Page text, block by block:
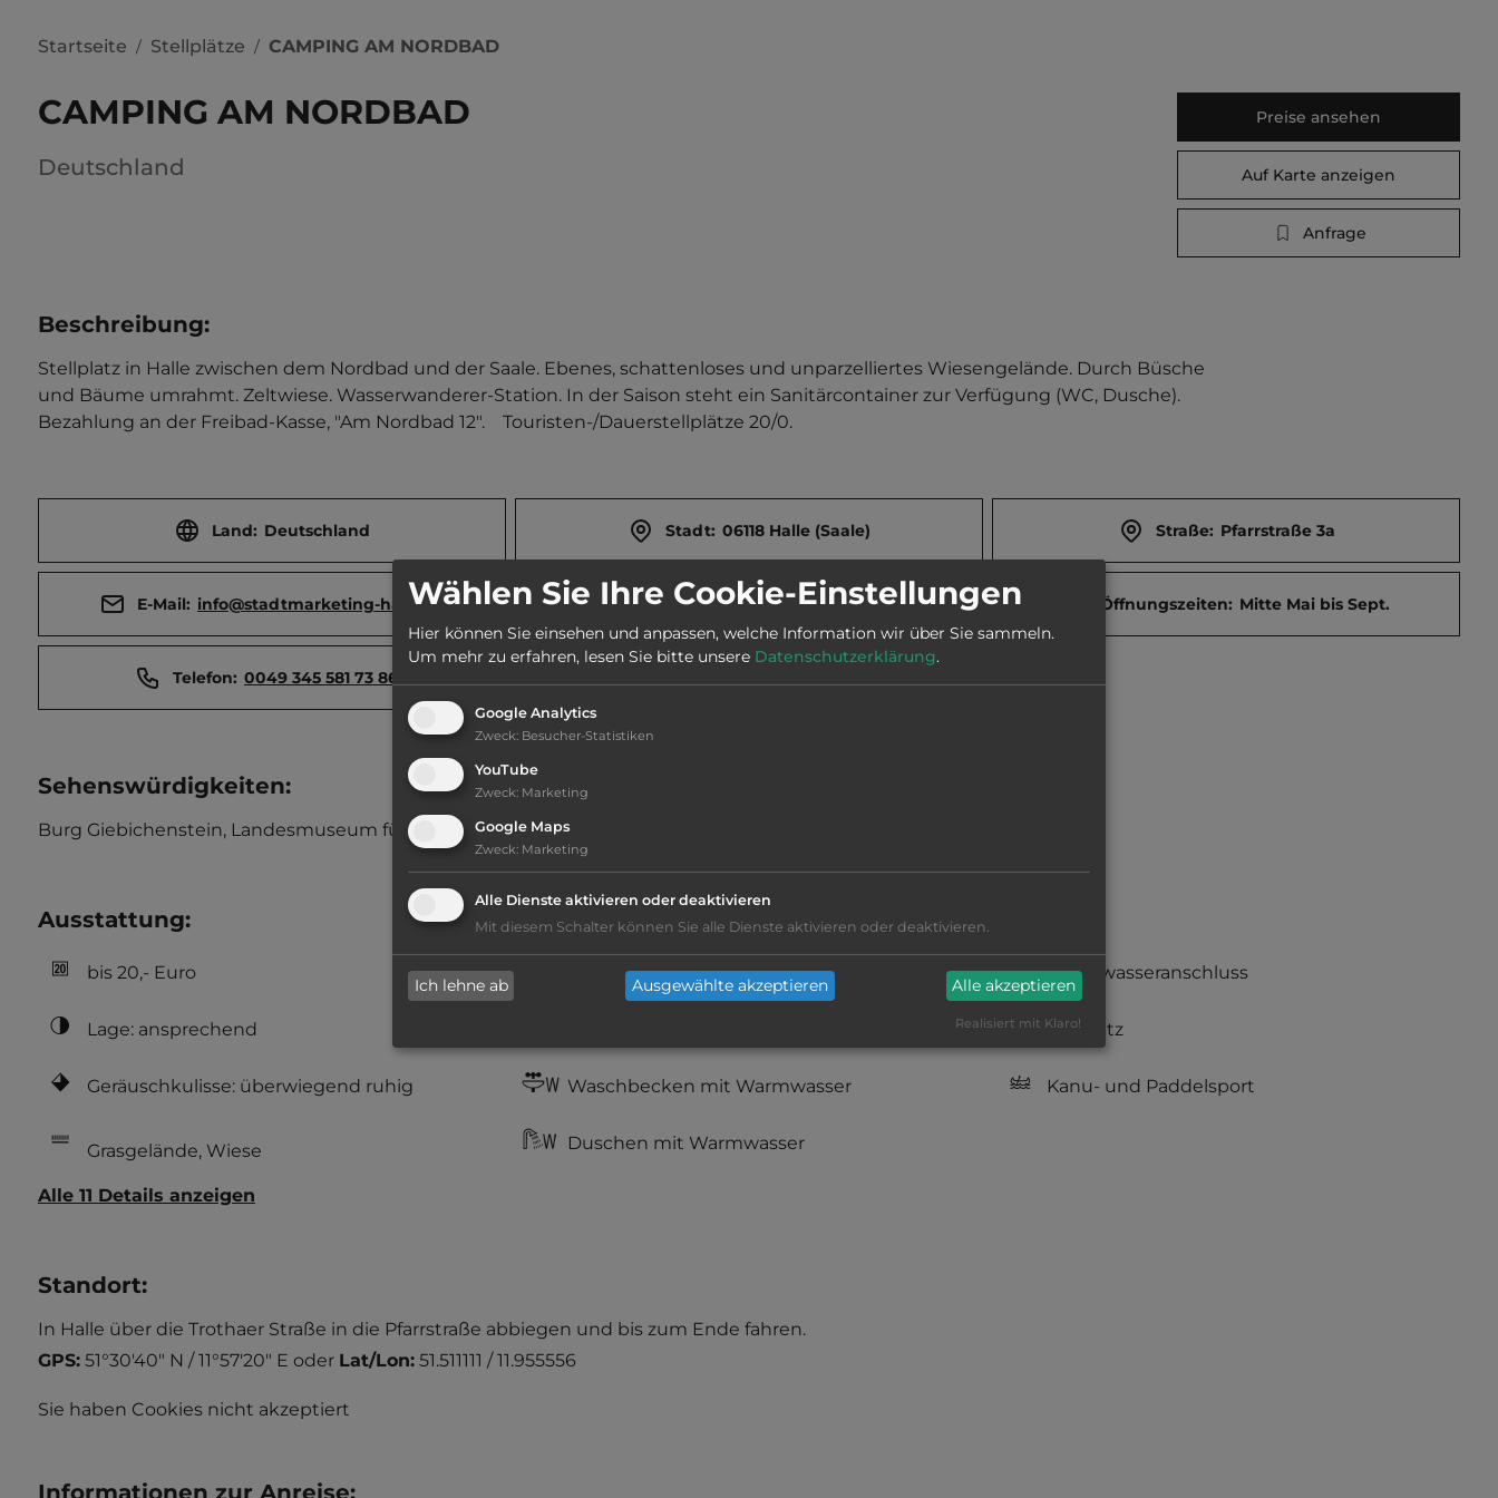
Startseite / Stellplätze / CAMPING AM NORDBAD
CAMPING AM NORDBAD
Deutschland
Preise ansehen
Auf Karte anzeigen
Anfrage
Beschreibung:
Stellplatz in Halle zwischen dem Nordbad und der Saale. Ebenes, schattenloses und unparzelliertes Wiesengelände. Durch Büsche
und Bäume umrahmt. Zeltwiese. Wasserwanderer-Station. In der Saison steht ein Sanitärcontainer zur Verfügung (WC, Dusche).
Bezahlung an der Freibad-Kasse, "Am Nordbad 12".    Touristen-/Dauerstellplätze 20/0.
Land: Deutschland Stadt: 06118 Halle (Saale) Straße: Pfarrstraße 3a
E-Mail: info@stadtmarketing-halle.de Webseite: www.stadtmarketing-halle.de Öffnungszeiten: Mitte Mai bis Sept.
Telefon: 0049 345 581 73 860
Sehenswürdigkeiten:
Burg Giebichenstein, Landesmuseum für Vorgeschichte, historische Altstadt.
Ausstattung:
bis 20,- Euro
Lage: ansprechend
Geräuschkulisse: überwiegend ruhig
Grasgelände, Wiese
Stromanschluss
Waschbecken mit Warmwasser
Duschen mit Warmwasser
Frischwasseranschluss
Grillplatz
Kanu- und Paddelsport
Alle 11 Details anzeigen
Standort:
In Halle über die Trothaer Straße in die Pfarrstraße abbiegen und bis zum Ende fahren.
GPS: 51°30'40" N / 11°57'20" E oder Lat/Lon: 51.511111 / 11.955556
Sie haben Cookies nicht akzeptiert
Informationen zur Anreise:
Wählen Sie Ihre Cookie-Einstellungen
Hier können Sie einsehen und anpassen, welche Information wir über Sie sammeln.
Um mehr zu erfahren, lesen Sie bitte unsere Datenschutzerklärung.
Google Analytics
Zweck: Besucher-Statistiken
YouTube
Zweck: Marketing
Google Maps
Zweck: Marketing
Alle Dienste aktivieren oder deaktivieren
Mit diesem Schalter können Sie alle Dienste aktivieren oder deaktivieren.
Ich lehne ab Ausgewählte akzeptieren Alle akzeptieren
Realisiert mit Klaro!